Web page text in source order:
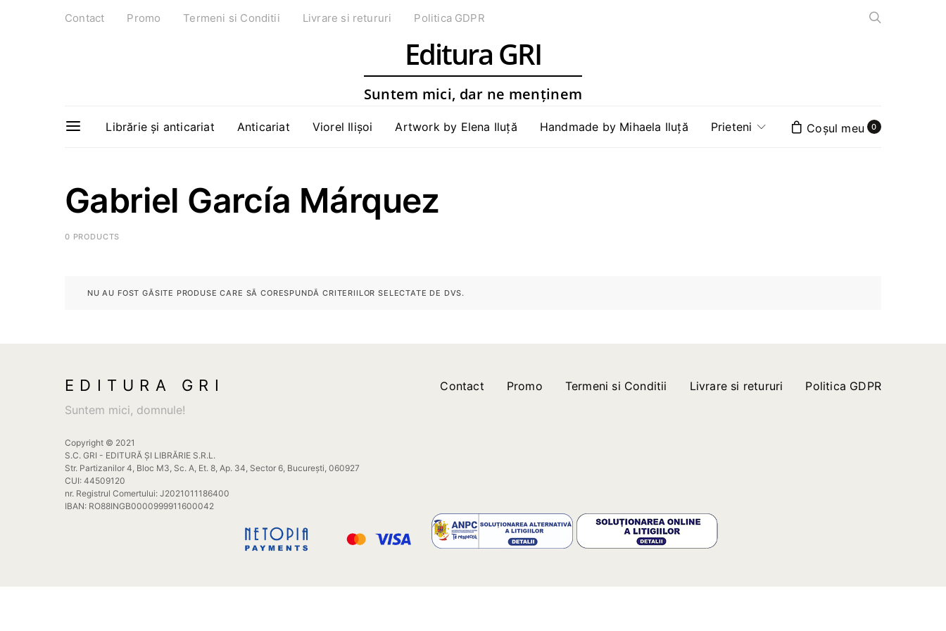
Contact Promo Termeni si Conditii Livrare si retururi Politica GDPR
Editura GRI
Suntem mici, dar ne menținem
Librărie și anticariat Anticariat Viorel Ilișoi Artwork by Elena Iluță Handmade by Mihaela Iluță Prieteni 0
Gabriel García Márquez
0 PRODUCTS
NU AU FOST GĂSITE PRODUSE CARE SĂ CORESPUNDĂ CRITERIILOR SELECTATE DE DVS.
EDITURA GRI Contact Promo Termeni si Conditii Livrare si retururi
Politica GDPR
Suntem mici, domnule!
Copyright © 2021
S.C. GRI - EDITURĂ ȘI LIBRĂRIE S.R.L.
Str. Partizanilor 4, Bloc M3, Sc. A, Et. 8, Ap. 34, Sector 6, București, 060927
CUI: 44509120
nr. Registrul Comertului: J2021011186400
IBAN: RO88INGB0000999911600042